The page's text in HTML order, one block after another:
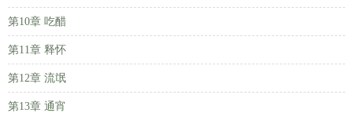
第10章 吃醋
第11章 释怀
第12章 流氓
第13章 通宵